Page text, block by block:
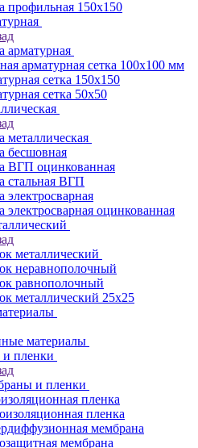
профильная 150х150
арматурная
арматурная сетка 100х100 мм
сетка 150х150
сетка 50х50
металлическая
бесшовная
ВГП оцинкованная
стальная ВГП
электросварная
электросварная оцинкованная
металлический
неравнополочный
равнополочный
металлический 25х25
материалы
пленки
и пленки
пленка
пленка
мембрана
мембрана